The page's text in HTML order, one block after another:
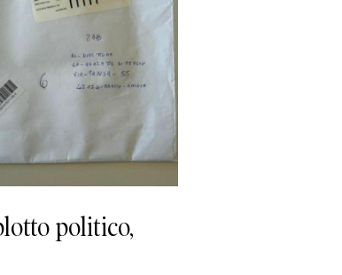
politico,